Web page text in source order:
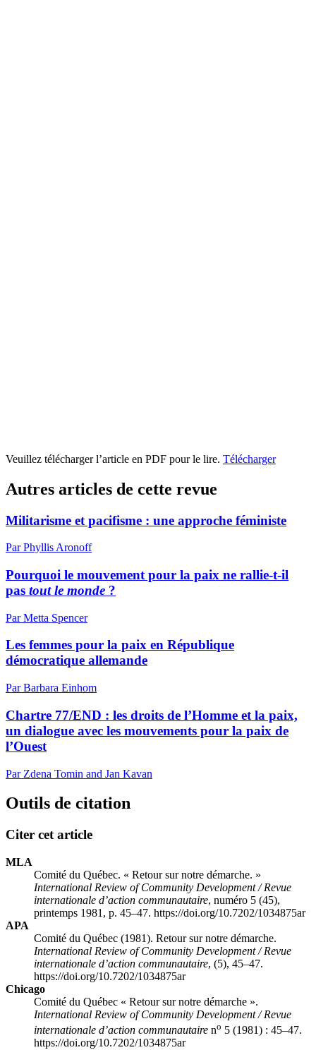
Veuillez télécharger l’article en PDF pour le lire. Télécharger
Autres articles de cette revue
Militarisme et pacifisme : une approche féministe
Par Phyllis Aronoff
Pourquoi le mouvement pour la paix ne rallie-t-il
pas tout le monde ?
Par Metta Spencer
Les femmes pour la paix en République
démocratique allemande
Par Barbara Einhom
Chartre 77/END : les droits de l’Homme et la paix,
un dialogue avec les mouvements pour la paix de
l’Ouest
Par Zdena Tomin and Jan Kavan
Outils de citation
Citer cet article
MLA
Comité du Québec. « Retour sur notre démarche. »
International Review of Community Development / Revue
internationale d’action communautaire, numéro 5 (45),
printemps 1981, p. 45–47. https://doi.org/10.7202/1034875ar
APA
Comité du Québec (1981). Retour sur notre démarche.
International Review of Community Development / Revue
internationale d’action communautaire, (5), 45–47.
https://doi.org/10.7202/1034875ar
Chicago
Comité du Québec « Retour sur notre démarche ».
International Review of Community Development / Revue
internationale d’action communautaire no 5 (1981) : 45–47.
https://doi.org/10.7202/1034875ar